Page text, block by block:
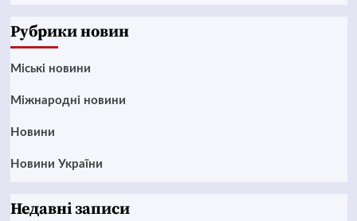
Рубрики новин
Mіські новини
Міжнародні новини
Новини
Новини України
Недавні записи